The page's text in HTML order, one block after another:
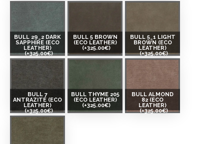
BULL 29_2 DARK
SAPPHIRE (ECO
LEATHER)
(+325.00€)
BULL 5 BROWN
(ECO LEATHER)
(+325.00€)
BULL 5_1 LIGHT
BROWN (ECO
LEATHER)
(+325.00€)
BULL 7
ANTRAZITE (ECO
LEATHER)
(+325.00€)
BULL THYME 205
(ECO LEATHER)
(+325.00€)
BULL ALMOND
82 (ECO
LEATHER)
(+325.00€)